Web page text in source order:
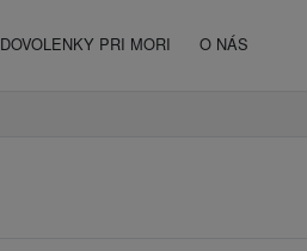
DOVOLENKY PRI MORI O NÁS